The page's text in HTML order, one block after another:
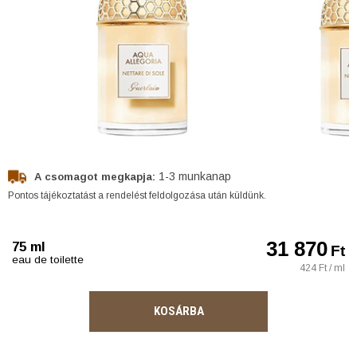
A csomagot megkapja: 1-3 munkanap
Pontos tájékoztatást a rendelést feldolgozása után küldünk.
75 ml
eau de toilette 31 870Ft
424 Ft / ml
KOSÁRBA